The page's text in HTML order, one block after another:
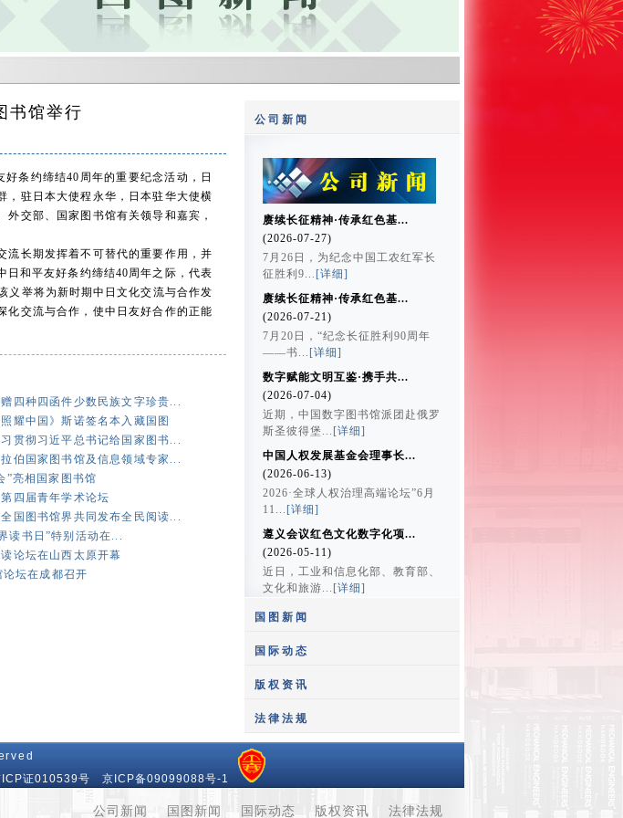
书馆举行
条约缔结40周年的重要纪念活动，日
，驻日本大使程永华，日本驻华大使横
交部、国家图书馆有关领导和嘉宾，
长期发挥着不可替代的重要作用，并
日和平友好条约缔结40周年之际，代表
义举将为新时期中日文化交流与合作发
化交流与合作，使中日友好合作的正能
四种四函件少数民族文字珍贵...
耀中国》斯诺签名本入藏国图
贯彻习近平总书记给国家图书...
伯国家图书馆及信息领域专家...
”亮相国家图书馆
四届青年学术论坛
国图书馆界共同发布全民阅读...
读书日”特别活动在...
论坛在山西太原开幕
坛在成都召开
公司新闻
赓续长征精神·传承红色基...
(2026-07-27)
7月26日，为纪念中国工农红军长
征胜利9... [详细]
赓续长征精神·传承红色基...
(2026-07-21)
7月20日，“纪念长征胜利90周年
——书... [详细]
数字赋能文明互鉴·携手共...
(2026-07-04)
近期，中国数字图书馆派团赴俄罗
斯圣彼得堡... [详细]
中国人权发展基金会理事长...
(2026-06-13)
2026·全球人权治理高端论坛”6月
11... [详细]
遵义会议红色文化数字化项...
(2026-05-11)
近日，工业和信息化部、教育部、
文化和旅游... [详细]
国图新闻
中国国家图书馆馆长饶权与...
12月10日，中国国家图书馆馆长
饶权应约...
(2020-11-04)
国际动态
(2021-07-09)
2021年7月9日上午9时，庆祝中国
共产...
[详细]
版权资讯
影视剧拿来主义界限何在
(2014-05-14)
法律法规
证010539号 京ICP备09099088号-1
公司新闻 国图新闻 国际动态 版权资讯 法律法规